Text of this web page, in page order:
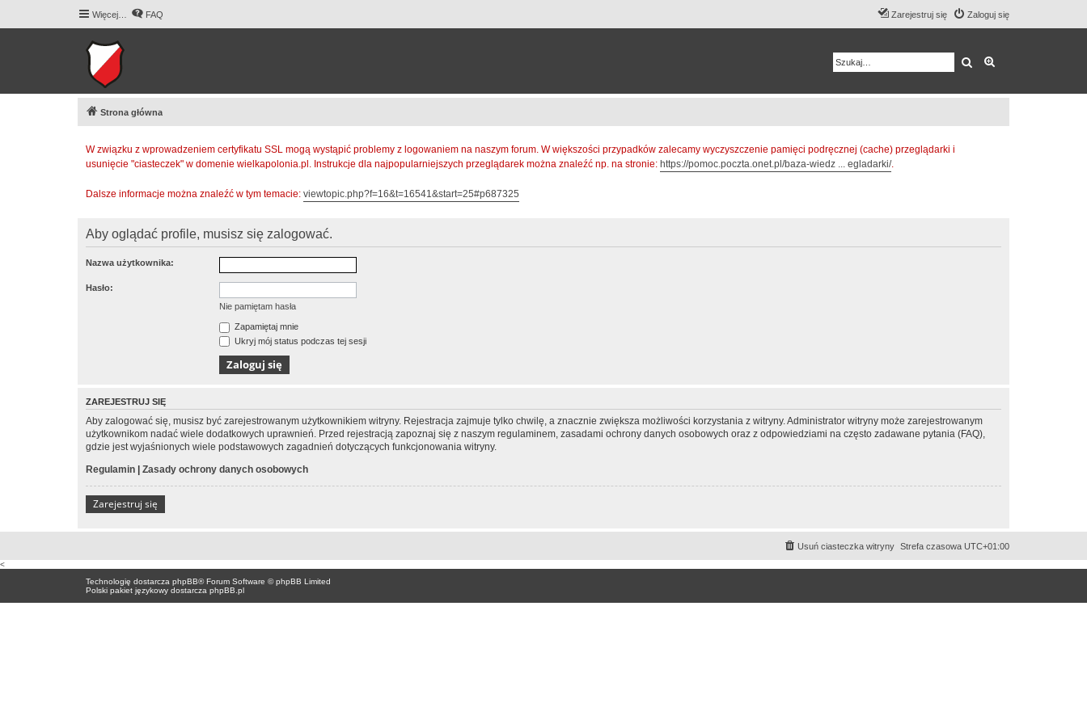
Więcej… FAQ Zaloguj się
Zarejestruj się
Szukaj
Strona główna
W związku z wprowadzeniem certyfikatu SSL mogą wystąpić problemy z logowaniem na naszym forum. W większości przypadków zalecamy wyczyszczenie pamięci podręcznej (cache) przeglądarki i
usunięcie "ciasteczek" w domenie wielkapolonia.pl. Instrukcje dla najpopularniejszych przeglądarek można znaleźć np. na stronie: https://pomoc.poczta.onet.pl/baza-wiedz ... egladarki/.
Dalsze informacje można znaleźć w tym temacie: viewtopic.php?f=16&t=16541&start=25#p687325
Aby oglądać profile, musisz się zalogować.
Nazwa użytkownika:
Hasło:
Nie pamiętam hasła
Zapamiętaj mnie
Ukryj mój status podczas tej sesji
ZAREJESTRUJ SIĘ
Aby zalogować się, musisz być zarejestrowanym użytkownikiem witryny. Rejestracja zajmuje tylko chwilę, a znacznie zwiększa możliwości korzystania z witryny. Administrator witryny może zarejestrowanym
użytkownikom nadać wiele dodatkowych uprawnień. Przed rejestracją zapoznaj się z naszym regulaminem, zasadami ochrony danych osobowych oraz z odpowiedziami na często zadawane pytania (FAQ),
gdzie jest wyjaśnionych wiele podstawowych zagadnień dotyczących funkcjonowania witryny.
Regulamin | Zasady ochrony danych osobowych
Zarejestruj się
Strefa czasowa UTC+01:00
Usuń ciasteczka witryny
<
Technologię dostarcza phpBB® Forum Software © phpBB Limited
Polski pakiet językowy dostarcza phpBB.pl